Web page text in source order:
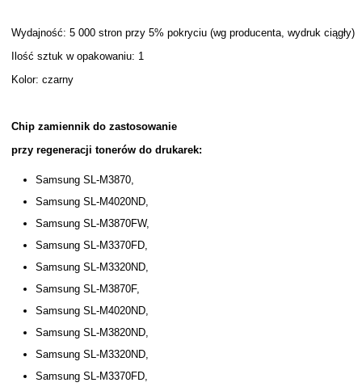
Wydajność: 5 000 stron przy 5% pokryciu (wg producenta, wydruk ciągły)
Ilość sztuk w opakowaniu: 1
Kolor: czarny
Chip zamiennik do zastosowanie
przy regeneracji tonerów do drukarek:
Samsung SL-M3870,
Samsung SL-M4020ND,
Samsung SL-M3870FW,
Samsung SL-M3370FD,
Samsung SL-M3320ND,
Samsung SL-M3870F,
Samsung SL-M4020ND,
Samsung SL-M3820ND,
Samsung SL-M3320ND,
Samsung SL-M3370FD,